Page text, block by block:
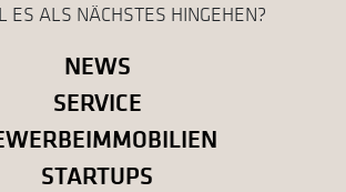
ES ALS NÄCHSTES HINGEHEN?
NEWS
SERVICE
STARTUPS